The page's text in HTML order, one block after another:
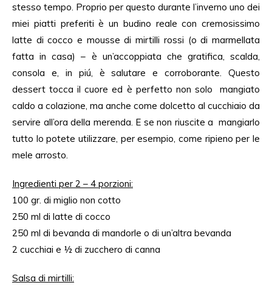
stesso tempo. Proprio per questo durante l’inverno uno dei
miei piatti preferiti è un budino reale con cremosissimo
latte di cocco e mousse di mirtilli rossi (o di marmellata
fatta in casa) – è un’accoppiata che gratifica, scalda,
consola e, in piú, è salutare e corroborante. Questo
dessert tocca il cuore ed è perfetto non solo mangiato
caldo a colazione, ma anche come dolcetto al cucchiaio da
servire all’ora della merenda. E se non riuscite a mangiarlo
tutto lo potete utilizzare, per esempio, come ripieno per le
mele arrosto.
Ingredienti per 2 – 4 porzioni:
100 gr. di miglio non cotto
250 ml di latte di cocco
250 ml di bevanda di mandorle o di un’altra bevanda
2 cucchiai e ½ di zucchero di canna
Salsa di mirtilli: